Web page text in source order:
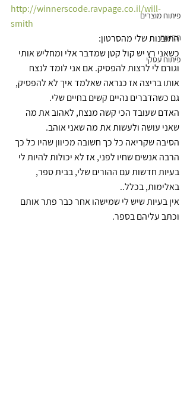
פיתוח מוצרים
חדשות
פיתוח עסקי
http://winnerscode.ravpage.co.il/will-
smith
התובנות שלי מהסרטון:
כשאני רץ יש קול קטן שמדבר אלי ומחליש אותי
וגורם לי לרצות להפסיק. אם אני לומד לנצח
אותו בריצה אז כנראה שאלמד איך לא להפסיק,
גם כשהדברים נהיים קשים בחיים שלי.
האדם שעובד הכי קשה מנצח, לאהוב את מה
שאני עושה ולעשות את מה שאני אוהב.
הסיבה שקריאה כל כך חשובה מכיוון שהיו כל כך
הרבה אנשים שחיו לפני, אז לא יכולות להיות לי
בעיות חדשות עם ההורים שלי, בבית ספר,
באלימות, בכלל..
אין בעיות שיש לי שמישהו אחר כבר פתר אותם
וכתב עליהם בספר.